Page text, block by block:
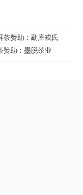
茶赞助：勐库戎氏
赞助：墨脱茶业